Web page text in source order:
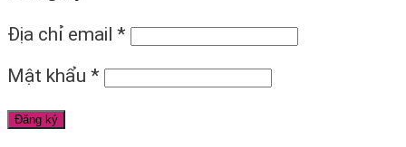
Địa chỉ email *
Mật khẩu *
Đăng ký